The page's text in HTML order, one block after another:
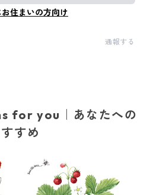
住まいの方向け
通報する
for you｜あなたへの
すめ